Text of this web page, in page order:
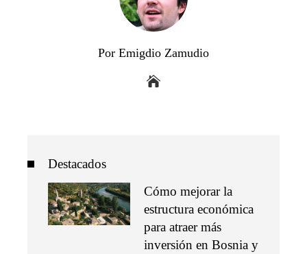
Por Emigdio Zamudio
Destacados
Cómo mejorar la
estructura económica
para atraer más
inversión en Bosnia y